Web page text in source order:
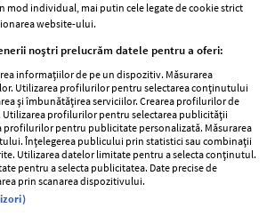
femei
Viva
Avantaje
Retete practice
Decizia ONJN nr. 821/25.09.2025.
noroc sunt interzise minorilor.
mod individual, mai putin cele legate de cookie strict
website-ului.
noștri prelucrăm datele pentru a oferi:
informațiilor de pe un dispozitiv. Măsurarea
Utilizarea profilurilor pentru selectarea conținutului
și îmbunătățirea serviciilor. Crearea profilurilor de
profilurilor pentru selectarea publicității
profilurilor pentru publicitate personalizată. Măsurarea
Înțelegerea publicului prin statistici sau combinații
Utilizarea datelor limitate pentru a selecta conținutul.
pentru a selecta publicitatea. Date precise de
prin scanarea dispozitivului.